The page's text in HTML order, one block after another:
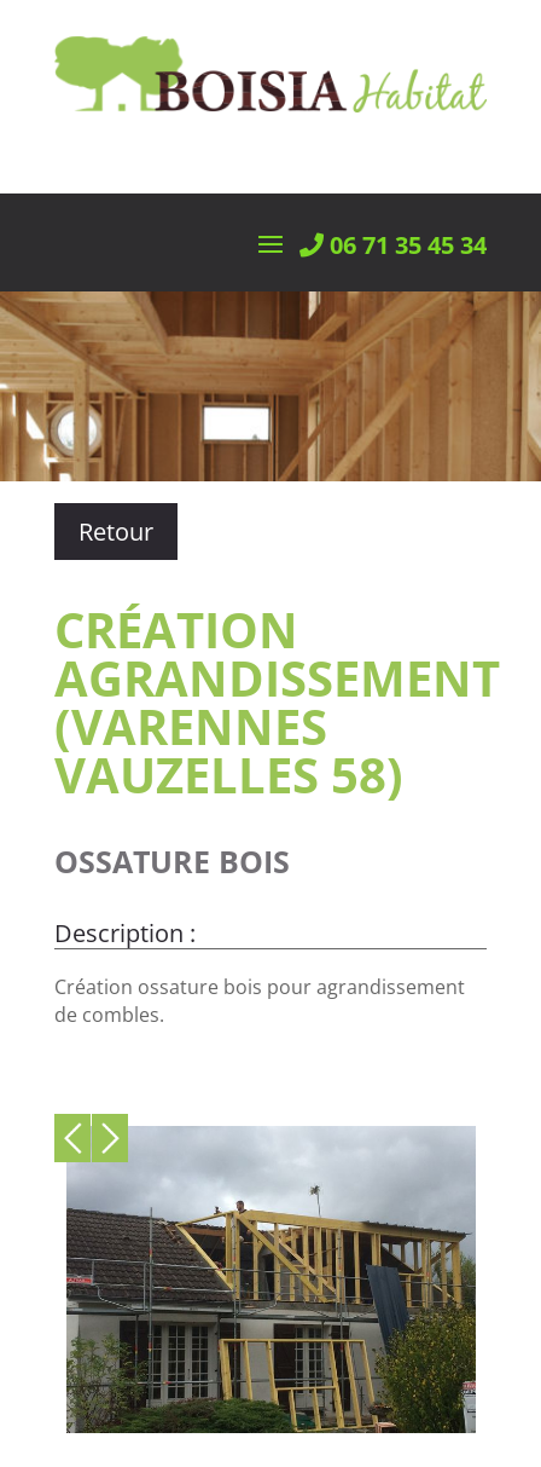
06 71 35 45 34
Retour
CRÉATION
AGRANDISSEMENT
(VARENNES
VAUZELLES 58)
OSSATURE BOIS
Création ossature bois pour agrandissement
de combles.